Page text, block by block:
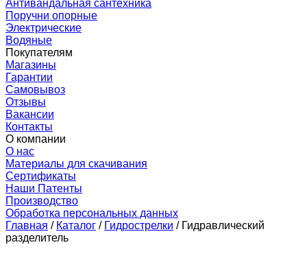
Антивандальная сантехника
Поручни опорные
Электрические
Водяные
Покупателям
Магазины
Гарантии
Самовывоз
Отзывы
Вакансии
Контакты
О компании
О нас
Материалы для скачивания
Сертификаты
Наши Патенты
Производство
Обработка персональных данных
Главная / Каталог / Гидрострелки / Гидравлический
разделитель